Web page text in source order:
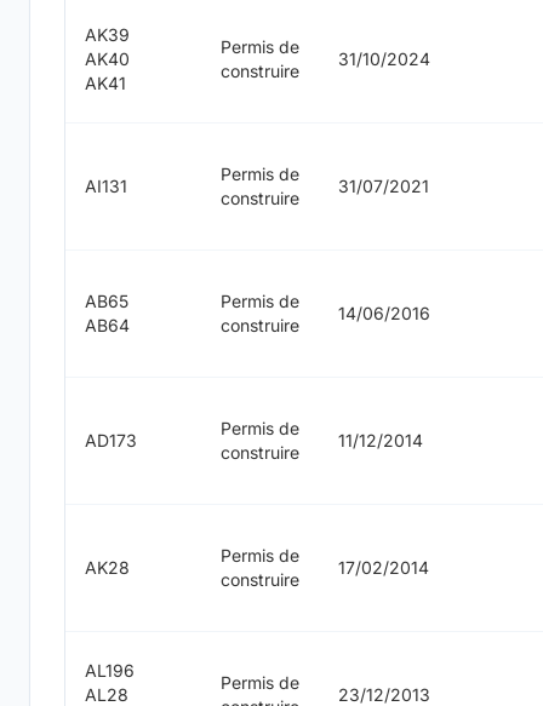
AK39
AK40
AK41
Permis de
construire
31/10/2024
AI131
Permis de
construire
31/07/2021
AB65
AB64
Permis de
construire
14/06/2016
AD173
Permis de
construire
11/12/2014
AK28
Permis de
construire
17/02/2014
AL196
AL28
Permis de
23/12/2013